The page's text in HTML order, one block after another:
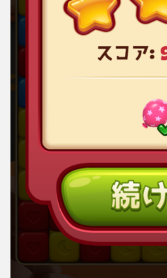
ンブ
ト】
深い
ム！
レビ
ー・
まと